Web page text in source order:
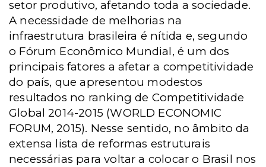
setor produtivo, afetando toda a sociedade.
A necessidade de melhorias na
infraestrutura brasileira é nítida e, segundo
o Fórum Econômico Mundial, é um dos
principais fatores a afetar a competitividade
do país, que apresentou modestos
resultados no ranking de Competitividade
Global 2014-2015 (WORLD ECONOMIC
FORUM, 2015). Nesse sentido, no âmbito da
extensa lista de reformas estruturais
necessárias para voltar a colocar o Brasil nos